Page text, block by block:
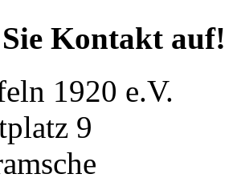
Kontakt auf!
1920 e.V.
9